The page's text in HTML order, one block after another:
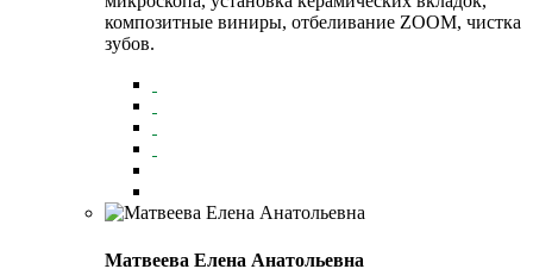
композитные виниры, отбеливание ZOOM, чистка
зубов.
Матвеева Елена Анатольевна